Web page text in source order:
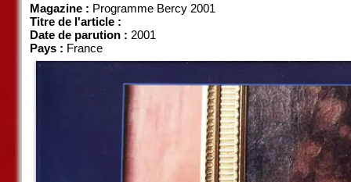
Magazine : Programme Bercy 2001
Titre de l'article :
Date de parution : 2001
Pays : France